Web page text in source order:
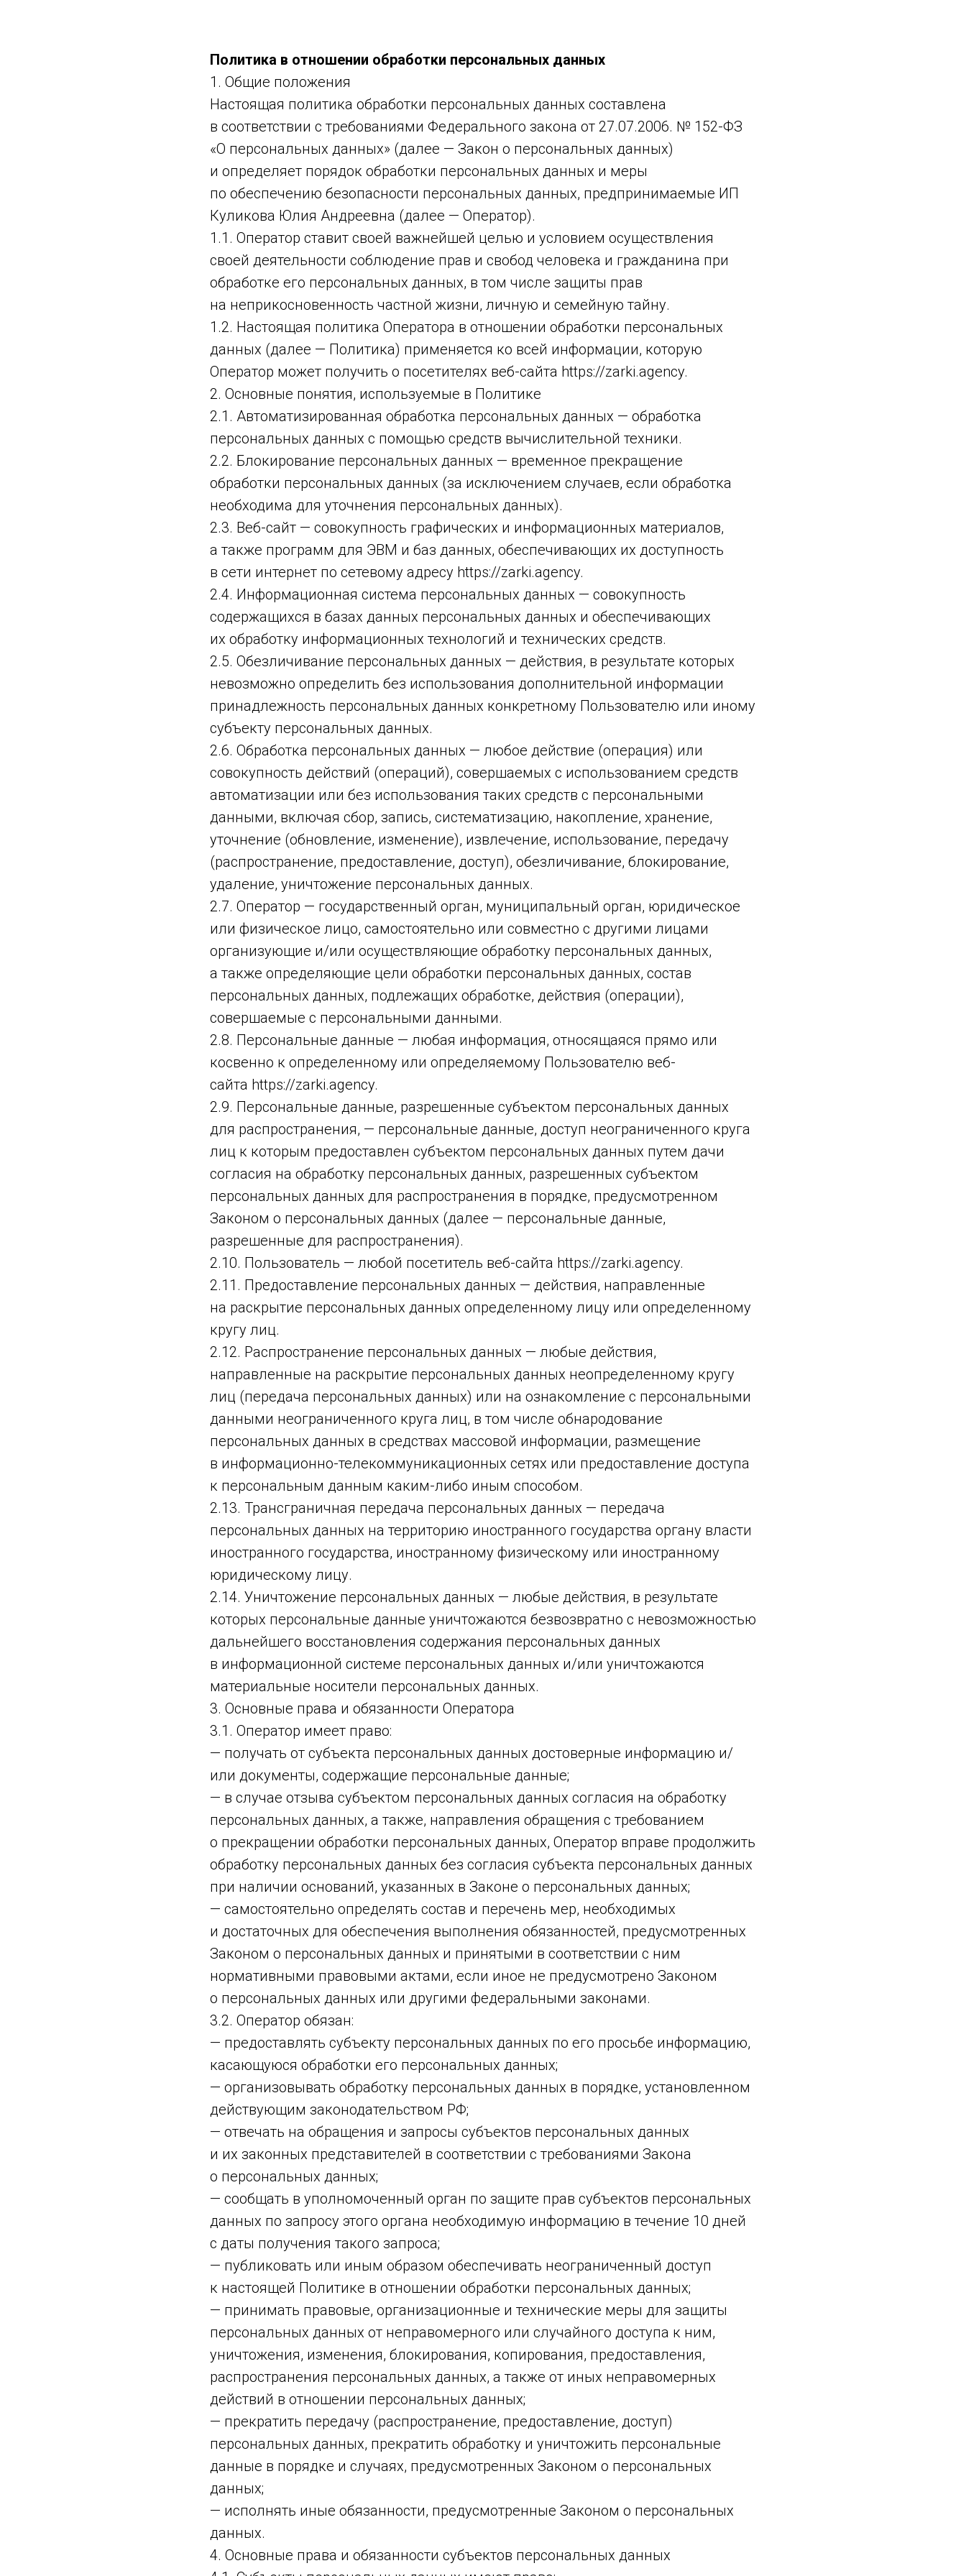
Политика в отношении обработки персональных данных
1. Общие положения
Настоящая политика обработки персональных данных составлена
в соответствии с требованиями Федерального закона от 27.07.2006. № 152-ФЗ
«О персональных данных» (далее — Закон о персональных данных)
и определяет порядок обработки персональных данных и меры
по обеспечению безопасности персональных данных, предпринимаемые ИП
Куликова Юлия Андреевна (далее — Оператор).
1.1. Оператор ставит своей важнейшей целью и условием осуществления
своей деятельности соблюдение прав и свобод человека и гражданина при
обработке его персональных данных, в том числе защиты прав
на неприкосновенность частной жизни, личную и семейную тайну.
1.2. Настоящая политика Оператора в отношении обработки персональных
данных (далее — Политика) применяется ко всей информации, которую
Оператор может получить о посетителях веб-сайта https://zarki.agency.
2. Основные понятия, используемые в Политике
2.1. Автоматизированная обработка персональных данных — обработка
персональных данных с помощью средств вычислительной техники.
2.2. Блокирование персональных данных — временное прекращение
обработки персональных данных (за исключением случаев, если обработка
необходима для уточнения персональных данных).
2.3. Веб-сайт — совокупность графических и информационных материалов,
а также программ для ЭВМ и баз данных, обеспечивающих их доступность
в сети интернет по сетевому адресу https://zarki.agency.
2.4. Информационная система персональных данных — совокупность
содержащихся в базах данных персональных данных и обеспечивающих
их обработку информационных технологий и технических средств.
2.5. Обезличивание персональных данных — действия, в результате которых
невозможно определить без использования дополнительной информации
принадлежность персональных данных конкретному Пользователю или иному
субъекту персональных данных.
2.6. Обработка персональных данных — любое действие (операция) или
совокупность действий (операций), совершаемых с использованием средств
автоматизации или без использования таких средств с персональными
данными, включая сбор, запись, систематизацию, накопление, хранение,
уточнение (обновление, изменение), извлечение, использование, передачу
(распространение, предоставление, доступ), обезличивание, блокирование,
удаление, уничтожение персональных данных.
2.7. Оператор — государственный орган, муниципальный орган, юридическое
или физическое лицо, самостоятельно или совместно с другими лицами
организующие и/или осуществляющие обработку персональных данных,
а также определяющие цели обработки персональных данных, состав
персональных данных, подлежащих обработке, действия (операции),
совершаемые с персональными данными.
2.8. Персональные данные — любая информация, относящаяся прямо или
косвенно к определенному или определяемому Пользователю веб-
сайта https://zarki.agency.
2.9. Персональные данные, разрешенные субъектом персональных данных
для распространения, — персональные данные, доступ неограниченного круга
лиц к которым предоставлен субъектом персональных данных путем дачи
согласия на обработку персональных данных, разрешенных субъектом
персональных данных для распространения в порядке, предусмотренном
Законом о персональных данных (далее — персональные данные,
разрешенные для распространения).
2.10. Пользователь — любой посетитель веб-сайта https://zarki.agency.
2.11. Предоставление персональных данных — действия, направленные
на раскрытие персональных данных определенному лицу или определенному
кругу лиц.
2.12. Распространение персональных данных — любые действия,
направленные на раскрытие персональных данных неопределенному кругу
лиц (передача персональных данных) или на ознакомление с персональными
данными неограниченного круга лиц, в том числе обнародование
персональных данных в средствах массовой информации, размещение
в информационно-телекоммуникационных сетях или предоставление доступа
к персональным данным каким-либо иным способом.
2.13. Трансграничная передача персональных данных — передача
персональных данных на территорию иностранного государства органу власти
иностранного государства, иностранному физическому или иностранному
юридическому лицу.
2.14. Уничтожение персональных данных — любые действия, в результате
которых персональные данные уничтожаются безвозвратно с невозможностью
дальнейшего восстановления содержания персональных данных
в информационной системе персональных данных и/или уничтожаются
материальные носители персональных данных.
3. Основные права и обязанности Оператора
3.1. Оператор имеет право:
— получать от субъекта персональных данных достоверные информацию и/
или документы, содержащие персональные данные;
— в случае отзыва субъектом персональных данных согласия на обработку
персональных данных, а также, направления обращения с требованием
о прекращении обработки персональных данных, Оператор вправе продолжить
обработку персональных данных без согласия субъекта персональных данных
при наличии оснований, указанных в Законе о персональных данных;
— самостоятельно определять состав и перечень мер, необходимых
и достаточных для обеспечения выполнения обязанностей, предусмотренных
Законом о персональных данных и принятыми в соответствии с ним
нормативными правовыми актами, если иное не предусмотрено Законом
о персональных данных или другими федеральными законами.
3.2. Оператор обязан:
— предоставлять субъекту персональных данных по его просьбе информацию,
касающуюся обработки его персональных данных;
— организовывать обработку персональных данных в порядке, установленном
действующим законодательством РФ;
— отвечать на обращения и запросы субъектов персональных данных
и их законных представителей в соответствии с требованиями Закона
о персональных данных;
— сообщать в уполномоченный орган по защите прав субъектов персональных
данных по запросу этого органа необходимую информацию в течение 10 дней
с даты получения такого запроса;
— публиковать или иным образом обеспечивать неограниченный доступ
к настоящей Политике в отношении обработки персональных данных;
— принимать правовые, организационные и технические меры для защиты
персональных данных от неправомерного или случайного доступа к ним,
уничтожения, изменения, блокирования, копирования, предоставления,
распространения персональных данных, а также от иных неправомерных
действий в отношении персональных данных;
— прекратить передачу (распространение, предоставление, доступ)
персональных данных, прекратить обработку и уничтожить персональные
данные в порядке и случаях, предусмотренных Законом о персональных
данных;
— исполнять иные обязанности, предусмотренные Законом о персональных
данных.
4. Основные права и обязанности субъектов персональных данных